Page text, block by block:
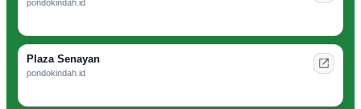
pondokindah.id
Plaza Senayan
pondokindah.id